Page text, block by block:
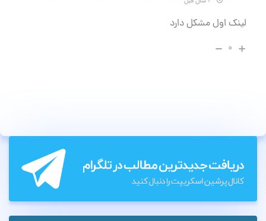
لینک اول مشکل دارد
۰